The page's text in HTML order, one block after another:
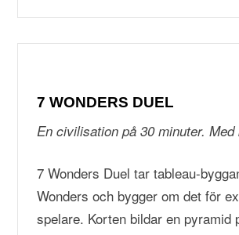
7 WONDERS DUEL
En civilisation på 30 minuter. Med
7 Wonders Duel tar tableau-
Wonders och bygger om det för
spelare. Korten bildar en pyramid